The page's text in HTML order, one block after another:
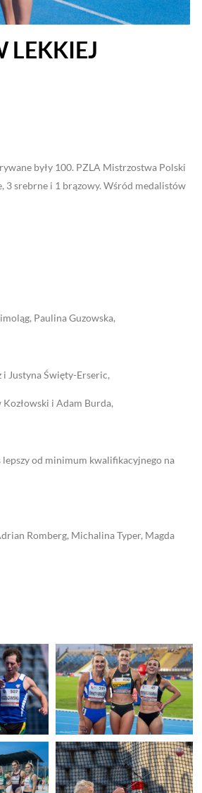
LEKKIEJ
były 100. PZLA Mistrzostwa Polski
3 srebrne i 1 brązowy. Wśród medalistów
Paulina Guzowska,
i Justyna Święty-Erseric,
Kozłowski i Adam Burda,
lepszy od minimum kwalifikacyjnego na
Romberg, Michalina Typer, Magda